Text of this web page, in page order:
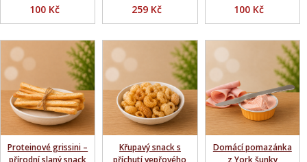
100 Kč 259 Kč 100 Kč
Proteinové grissini –
přírodní slaný snack
Křupavý snack s
příchutí vepřového
Domácí pomazánka
z York šunky